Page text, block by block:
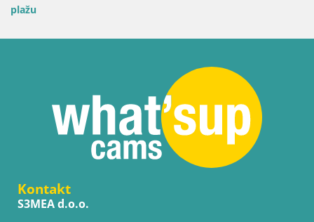
plažu
Kontakt
S3MEA d.o.o.